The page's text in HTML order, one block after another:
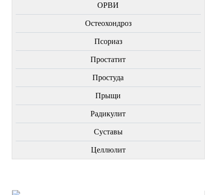
ОРВИ
Остеохондроз
Пcориаз
Простатит
Простуда
Прыщи
Радикулит
Суставы
Целлюлит